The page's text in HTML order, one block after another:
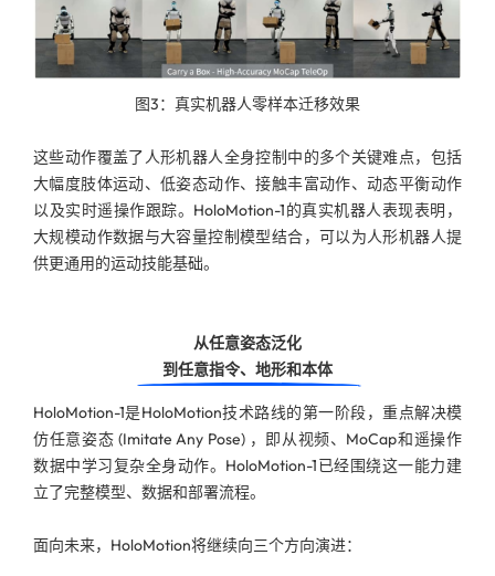
图3：真实机器人零样本迁移效果
这些动作覆盖了人形机器人全身控制中的多个关键难点，包括
大幅度肢体运动、低姿态动作、接触丰富动作、动态平衡动作
以及实时遥操作跟踪。HoloMotion-1的真实机器人表现表明，
大规模动作数据与大容量控制模型结合，可以为人形机器人提
供更通用的运动技能基础。
从任意姿态泛化
到任意指令、地形和本体
HoloMotion-1是HoloMotion技术路线的第一阶段，重点解决模
仿任意姿态 (Imitate Any Pose) ，即从视频、MoCap和遥操作
数据中学习复杂全身动作。HoloMotion-1已经围绕这一能力建
立了完整模型、数据和部署流程。
面向未来，HoloMotion将继续向三个方向演进：